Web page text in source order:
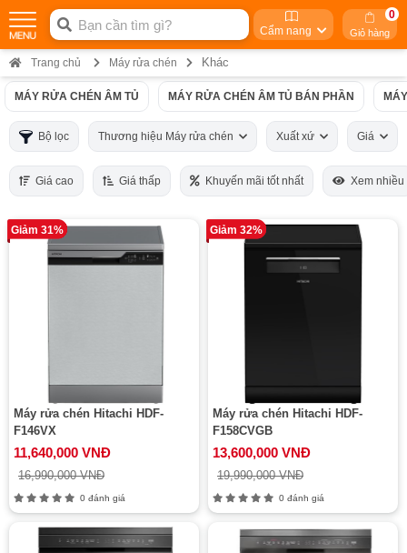
Cẩm nang Giỏ hàng
0
Trang chủ Máy rửa chén Khác
MÁY RỬA CHÉN ÂM TỦ MÁY RỬA CHÉN ÂM TỦ BÁN PHẦN
Bộ lọc Thương hiệu Máy rửa chén Xuất xứ Giá
Giá cao Giá thấp Khuyến mãi tốt nhất Xem nhiều
Giảm 31%
Máy rửa chén Hitachi HDF-
F146VX
11,640,000 VNĐ
16,990,000 VNĐ
0 đánh giá
Giảm 32%
Máy rửa chén Hitachi HDF-
F158CVGB
13,600,000 VNĐ
19,990,000 VNĐ
0 đánh giá